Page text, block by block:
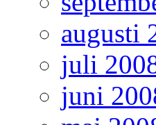
augusti
juli
juni